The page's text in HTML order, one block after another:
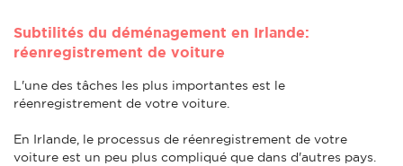
Subtilités du déménagement en Irlande:
réenregistrement de voiture
L'une des tâches les plus importantes est le
réenregistrement de votre voiture.
En Irlande, le processus de réenregistrement de votre
voiture est un peu plus compliqué que dans d'autres pays.